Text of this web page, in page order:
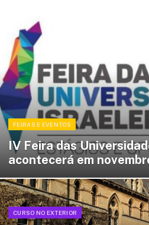
FEIRAS E EVENTOS
IV Feira das
acontecerá em
CURSO NO EXTERIOR